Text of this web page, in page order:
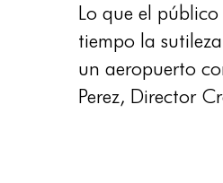
Lo que el
tiempo la
un aeropuerto
Perez, Director